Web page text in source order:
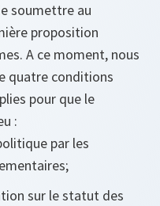
soumettre au
proposition
A ce moment, nous
quatre conditions
pour que le
:
par les
sur le statut des